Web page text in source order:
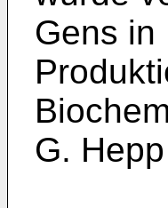
Gens in
G.